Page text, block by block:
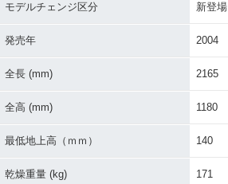
モデルチェンジ区分 新登場
発売年 2004
全長 (mm) 2165
全高 (mm) 1180
最低地上高（ｍｍ） 140
乾燥重量 (kg) 171